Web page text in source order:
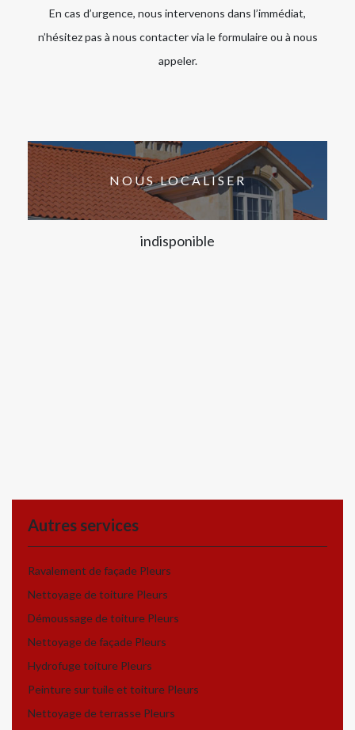
En cas d’urgence, nous intervenons dans l’immédiat,
n’hésitez pas à nous contacter via le formulaire ou à nous
appeler.
NOUS LOCALISER
indisponible
Autres services
Ravalement de façade Pleurs
Nettoyage de toiture Pleurs
Démoussage de toiture Pleurs
Nettoyage de façade Pleurs
Hydrofuge toiture Pleurs
Peinture sur tuile et toiture Pleurs
Nettoyage de terrasse Pleurs